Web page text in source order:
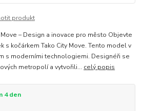
produkt
– Design a inovace pro město Objevte
s kočárkem Tako City Move. Tento model v
s moderními technologiemi. Designéři se
metropolí a vytvořili... celý popis
4 den